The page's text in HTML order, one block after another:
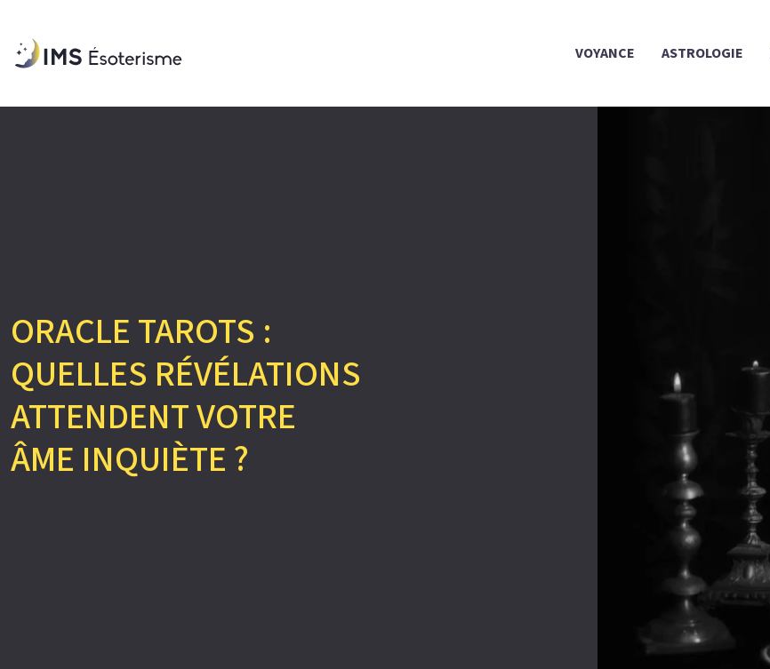
VOYANCE ASTROLOGIE
ORACLE TAROTS :
QUELLES RÉVÉLATIONS
ATTENDENT VOTRE
ÂME INQUIÈTE ?